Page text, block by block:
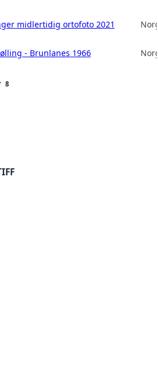
midlertidig ortofoto 2021
- Brunlanes 1966
8